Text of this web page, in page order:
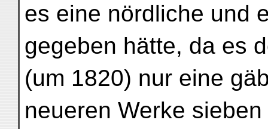
es eine nördliche und
gegeben hätte, da es
(um 1820) nur eine
neueren Werke